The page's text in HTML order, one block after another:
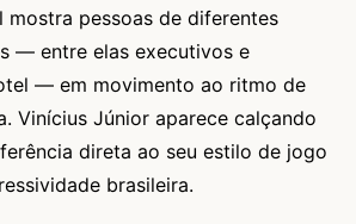
mostra pessoas de diferentes
— entre elas executivos e
— em movimento ao ritmo de
Vinícius Júnior aparece calçando
direta ao seu estilo de jogo
brasileira.